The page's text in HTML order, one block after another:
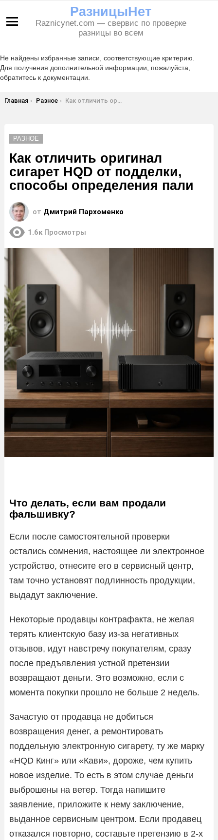
РазницыНет
Raznicynet.com — свервис по проверке
разницы во всем
Не найдены избранные записи, соответствующие критерию.
Для получения дополнительной информации, пожалуйста,
обратитесь к документации.
Вы здесь:
Главная Разное Как отличить оригинал сигарет HQD от подделки, способы определения пали
РАЗНОЕ
Как отличить оригинал
сигарет HQD от подделки,
способы определения пали
от Дмитрий Пархоменко
1.6к Просмотры
Что делать, если вам продали
фальшивку?
Если после самостоятельной проверки
остались сомнения, настоящее ли электронное
устройство, отнесите его в сервисный центр,
там точно установят подлинность продукции,
выдадут заключение.
Некоторые продавцы контрафакта, не желая
терять клиентскую базу из-за негативных
отзывов, идут навстречу покупателям, сразу
после предъявления устной претензии
возвращают деньги. Это возможно, если с
момента покупки прошло не больше 2 недель.
Зачастую от продавца не добиться
возвращения денег, а ремонтировать
поддельную электронную сигарету, ту же марку
«HQD Кинг» или «Кави», дороже, чем купить
новое изделие. То есть в этом случае деньги
выброшены на ветер. Тогда напишите
заявление, приложите к нему заключение,
выданное сервисным центром. Если продавец
отказался повторно, составьте претензию в 2-х